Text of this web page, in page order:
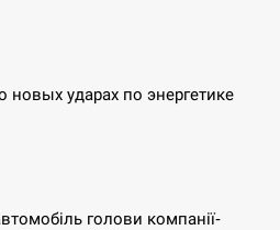
новых ударах по энергетике
голови компанії-